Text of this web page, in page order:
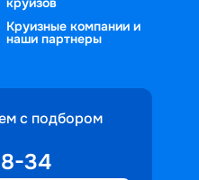
Круизные компании и
наши партнеры
с подбором
34